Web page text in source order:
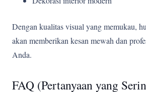
Dengan kualitas visual yang memukau,
akan memberikan kesan mewah dan
Anda.
FAQ (Pertanyaan yang